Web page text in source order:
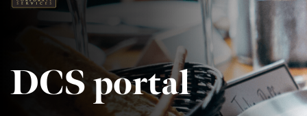
DCS portal